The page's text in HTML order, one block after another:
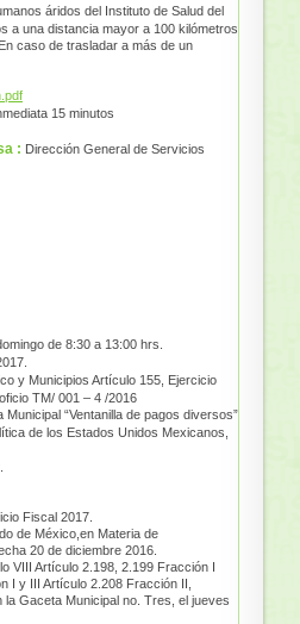
áridos del Instituto de Salud del
a una distancia mayor a 100 kilómetros
caso de trasladar a más de un
15 minutos
: Dirección General de Servicios
de 8:30 a 13:00 hrs.
y Municipios Artículo 155, Ejercicio
TM/ 001 – 4 /2016
“Ventanilla de pagos diversos”
de los Estados Unidos Mexicanos,
Fiscal 2017.
de México,en Materia de
20 de diciembre 2016.
VIII Artículo 2.198, 2.199 Fracción I
I y III Artículo 2.208 Fracción II,
Gaceta Municipal no. Tres, el jueves